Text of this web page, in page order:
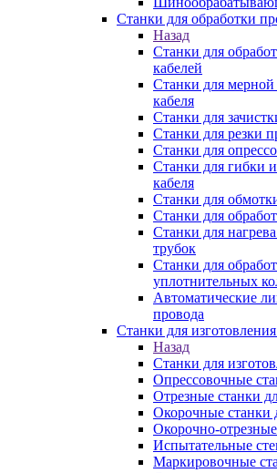
Станки для обработки
Назад
Станки для
кабелей
Станки для мерной
кабеля
Станки для
Станки для резки
Станки для
Станки для гибки
кабеля
Станки для
Станки для
Станки для
трубок
Станки для
уплотнительных
Автоматические
провода
Станки для
Назад
Станки для
Опрессовочные
Отрезные станки
Окорочные станки
Окорочно-
Испытательные
Маркировочные